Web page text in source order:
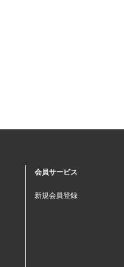
会員サービス
新規会員登録